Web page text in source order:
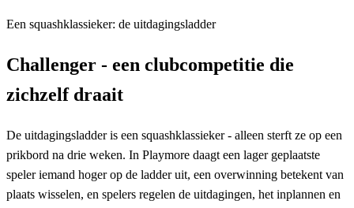
Een squashklassieker: de uitdagingsladder
Challenger - een clubcompetitie die
zichzelf draait
De uitdagingsladder is een squashklassieker - alleen sterft ze op een
prikbord na drie weken. In Playmore daagt een lager geplaatste
speler iemand hoger op de ladder uit, een overwinning betekent van
plaats wisselen, en spelers regelen de uitdagingen, het inplannen en